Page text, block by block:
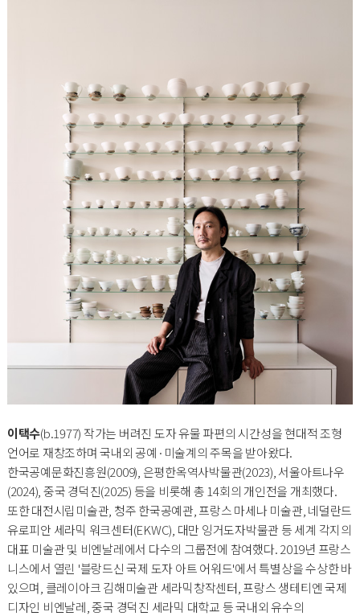
이택수(b.1977) 작가는 버려진 도자 유물 파편의 시간성을 현대적 조형
언어로 재창조하며 국내외 공예·미술계의 주목을 받아왔다.
한국공예문화진흥원(2009), 은평한옥역사박물관(2023), 서울아트나우
(2024), 중국 경덕진(2025) 등을 비롯해 총 14회의 개인전을 개최했다.
또한 대전시립미술관, 청주 한국공예관, 프랑스 마세나 미술관, 네덜란드
유로피안 세라믹 워크센터(EKWC), 대만 잉거도자박물관 등 세계 각지의
대표 미술관 및 비엔날레에서 다수의 그룹전에 참여했다. 2019년 프랑스
니스에서 열린 '블랑드신 국제 도자 아트 어워드'에서 특별상을 수상한 바
있으며, 클레이아크 김해미술관 세라믹창작센터, 프랑스 생테티엔 국제
디자인 비엔날레, 중국 경덕진 세라믹 대학교 등 국내외 유수의